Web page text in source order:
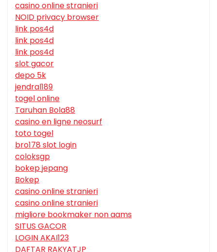
casino online stranieri
NOID privacy browser
link pos4d
link pos4d
link pos4d
slot gacor
depo 5k
jendral189
togel online
Taruhan Bola88
casino en ligne neosurf
toto togel
bro178 slot login
coloksgp
bokep jepang
Bokep
casino online stranieri
casino online stranieri
migliore bookmaker non aams
SITUS GACOR
LOGIN AKAI123
DAFTAR RAKYATJP